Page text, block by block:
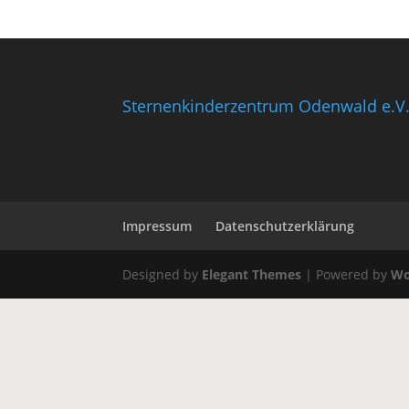
Sternenkinderzentrum Odenwald e.V.
Impressum Datenschutzerklärung
Designed by Elegant Themes | Powered by